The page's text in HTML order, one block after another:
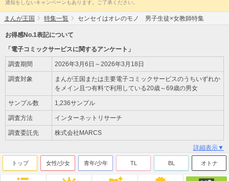
通知をしないキャンペーンもあります。ご了承ください。
まんが王国 特集一覧 センセイはオレのモノ 男子生徒×女教師特集
お得感No.1表記について
「電子コミックサービスに関するアンケート」
調査期間 2026年3月6日～2026年3月18日
調査対象
まんが王国または主要電子コミックサービスのうちいずれか
をメイン且つ有料で利用している20歳～69歳の男女
サンプル数 1,236サンプル
調査方法 インターネットリサーチ
調査委託先 株式会社MARCS
詳細表示▼
トップ 女性/少女 青年/少年 TL BL オトナ